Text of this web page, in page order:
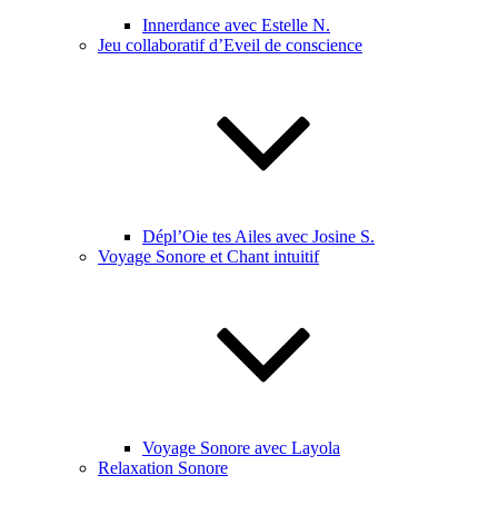
Innerdance avec Estelle N.
Jeu collaboratif d’Eveil de conscience
Dépl’Oie tes Ailes avec Josine S.
Voyage Sonore et Chant intuitif
Voyage Sonore avec Layola
Relaxation Sonore